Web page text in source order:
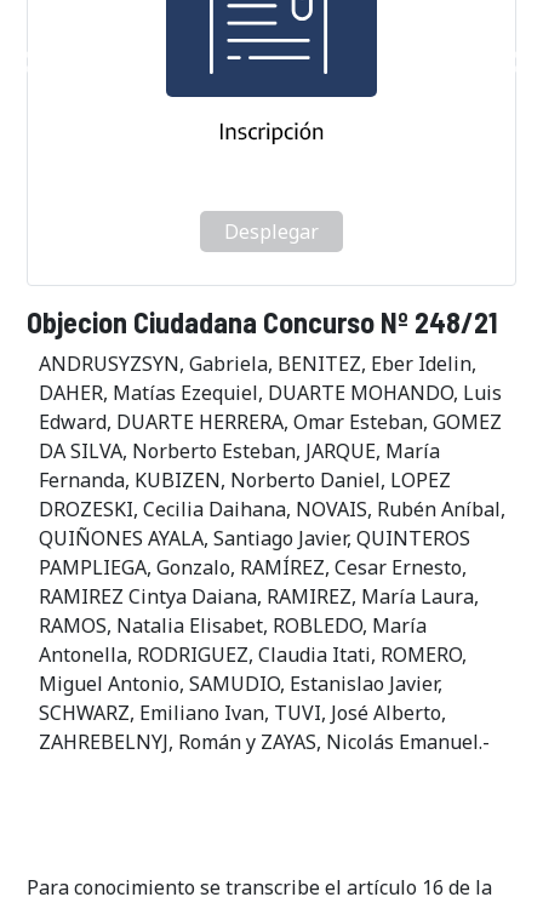
Desplegar
Objecion Ciudadana Concurso Nº 248/21
ANDRUSYZSYN, Gabriela, BENITEZ, Eber Idelin,
DAHER, Matías Ezequiel, DUARTE MOHANDO, Luis
Edward, DUARTE HERRERA, Omar Esteban, GOMEZ
DA SILVA, Norberto Esteban, JARQUE, María
Fernanda, KUBIZEN, Norberto Daniel, LOPEZ
DROZESKI, Cecilia Daihana, NOVAIS, Rubén Aníbal,
QUIÑONES AYALA, Santiago Javier, QUINTEROS
PAMPLIEGA, Gonzalo, RAMÍREZ, Cesar Ernesto,
RAMIREZ Cintya Daiana, RAMIREZ, María Laura,
RAMOS, Natalia Elisabet, ROBLEDO, María
Antonella, RODRIGUEZ, Claudia Itati, ROMERO,
Miguel Antonio, SAMUDIO, Estanislao Javier,
SCHWARZ, Emiliano Ivan, TUVI, José Alberto,
ZAHREBELNYJ, Román y ZAYAS, Nicolás Emanuel.-
Para conocimiento se transcribe el artículo 16 de la